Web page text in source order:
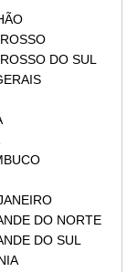
DO SUL
DO NORTE
DO SUL